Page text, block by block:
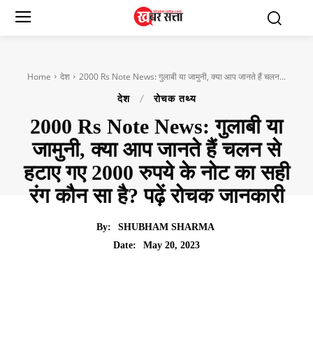
Home देश 2000 Rs Note News: गुलाबी या जामुनी, क्या आप जानते हैं चलन...
देश रोचक तथ्य
2000 Rs Note News: गुलाबी या
जामुनी, क्या आप जानते हैं चलन से
हटाए गए 2000 रुपये के नोट का सही
रंग कौन सा है? पढ़ें रोचक जानकारी
By:
SHUBHAM SHARMA
Date:
May 20, 2023